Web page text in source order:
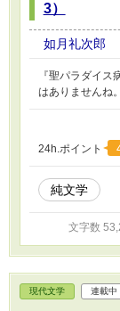
3）
如月礼次郎
『聖パラダイ
はありませんね。
24h.ポイント
純文学
文字数
現代文学 連載中